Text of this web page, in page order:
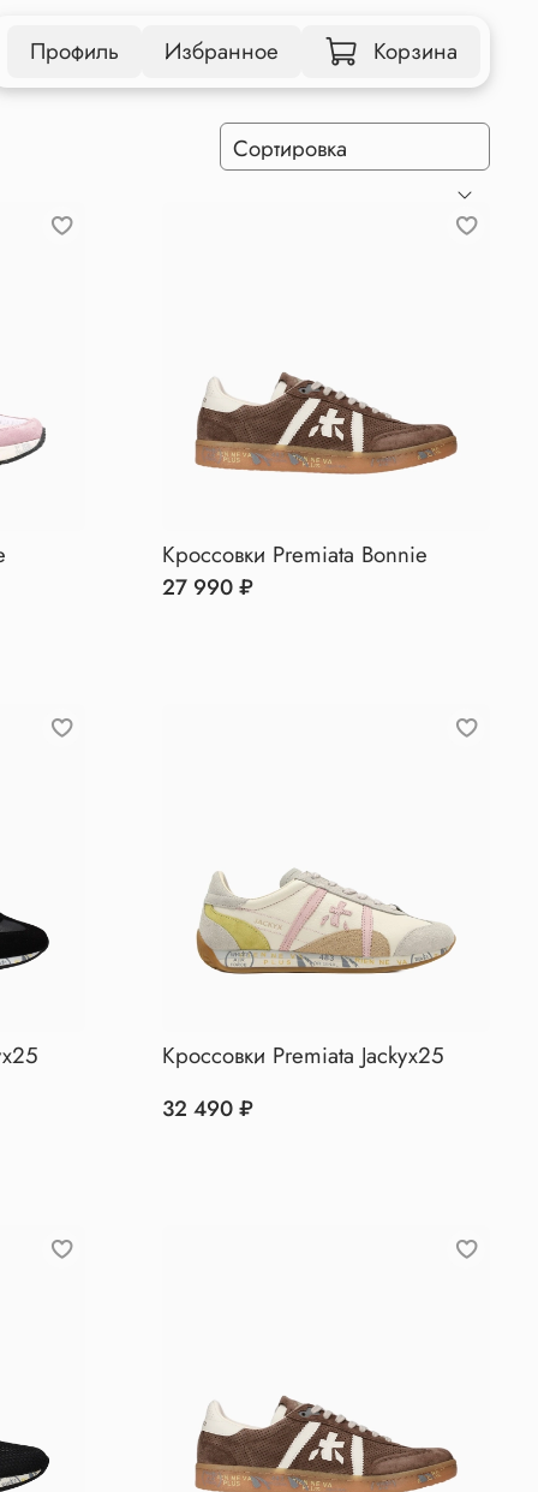
Профиль Избранное Корзина
Кроссовки Premiata Bonnie
27 990 ₽
Кроссовки Premiata Jackyx25
32 490 ₽